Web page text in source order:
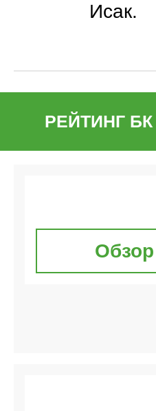
Исак.
РЕЙТИНГ БК
Обзор